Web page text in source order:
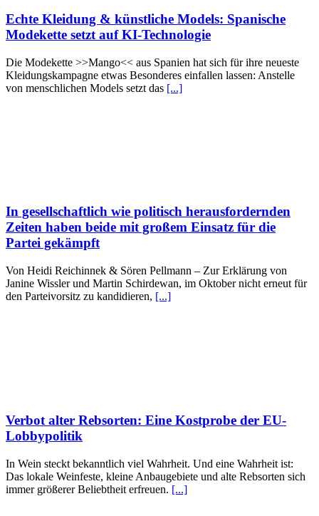
Echte Kleidung & künstliche Models: Spanische
Modekette setzt auf KI-Technologie
Die Modekette >>Mango<< aus Spanien hat sich für ihre neueste
Kleidungskampagne etwas Besonderes einfallen lassen: Anstelle
von menschlichen Models setzt das [...]
In gesellschaftlich wie politisch herausfordernden
Zeiten haben beide mit großem Einsatz für die
Partei gekämpft
Von Heidi Reichinnek & Sören Pellmann – Zur Erklärung von
Janine Wissler und Martin Schirdewan, im Oktober nicht erneut für
den Parteivorsitz zu kandidieren, [...]
Verbot alter Rebsorten: Eine Kostprobe der EU-
Lobbypolitik
In Wein steckt bekanntlich viel Wahrheit. Und eine Wahrheit ist:
Das lokale Weinfeste, kleine Anbaugebiete und alte Rebsorten sich
immer größerer Beliebtheit erfreuen. [...]